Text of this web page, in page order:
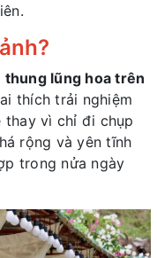
thung lũng hoa trên
thích trải nghiệm
thay vì chỉ đi chụp
rộng và yên tĩnh
trong nửa ngày